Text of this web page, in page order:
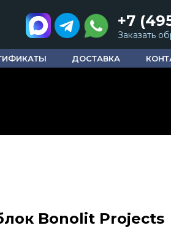
+7
Заказать
ДОСТАВКА
Bonolit Projects